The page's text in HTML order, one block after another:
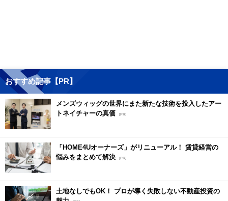
おすすめ記事【PR】
メンズウィッグの世界にまた新たな技術を投入したアー
トネイチャーの真価 [PR]
「HOME4Uオーナーズ」がリニューアル！ 賃貸経営の
悩みをまとめて解決 [PR]
土地なしでもOK！ プロが導く失敗しない不動産投資の